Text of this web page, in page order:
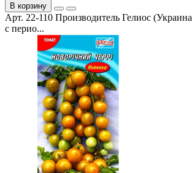
В корзину
Арт. 22-110 Производитель Гелиос
с перио...